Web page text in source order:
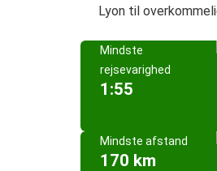
Lyon til
Mindste
rejsevarighed
1:55
Mindste afstand
170 km